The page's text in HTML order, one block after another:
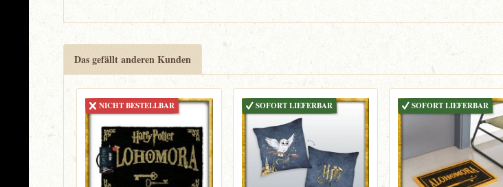
Das gefällt anderen Kunden
NICHT BESTELLBAR SOFORT LIEFERBAR SOFORT LIEFERBAR